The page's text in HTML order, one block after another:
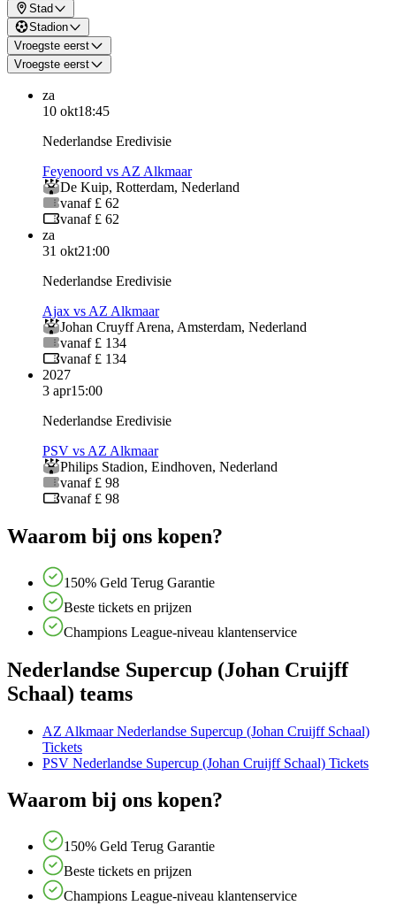
Stad
Stadion
Vroegste eerst
Vroegste eerst
za
10 okt18:45
Nederlandse Eredivisie
Feyenoord vs AZ Alkmaar
De Kuip, Rotterdam, Nederland
vanaf £ 62
vanaf £ 62
za
31 okt21:00
Nederlandse Eredivisie
Ajax vs AZ Alkmaar
Johan Cruyff Arena, Amsterdam, Nederland
vanaf £ 134
vanaf £ 134
2027
3 apr15:00
Nederlandse Eredivisie
PSV vs AZ Alkmaar
Philips Stadion, Eindhoven, Nederland
vanaf £ 98
vanaf £ 98
Waarom bij ons kopen?
150% Geld Terug Garantie
Beste tickets en prijzen
Champions League-niveau klantenservice
Nederlandse Supercup (Johan Cruijff
Schaal) teams
AZ Alkmaar Nederlandse Supercup (Johan Cruijff Schaal)
Tickets
PSV Nederlandse Supercup (Johan Cruijff Schaal) Tickets
Waarom bij ons kopen?
150% Geld Terug Garantie
Beste tickets en prijzen
Champions League-niveau klantenservice